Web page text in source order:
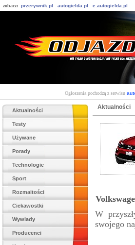
zobacz: przerywnik.pl autogielda.pl e.autogielda.pl
Ogłoszenia pochodzą z serwisu
Aktualności
Testy
Używane
Porady
Technologie
Sport
Rozmaitości
Ciekawostki
Wywiady
Producenci
Aktualności
W
swojego